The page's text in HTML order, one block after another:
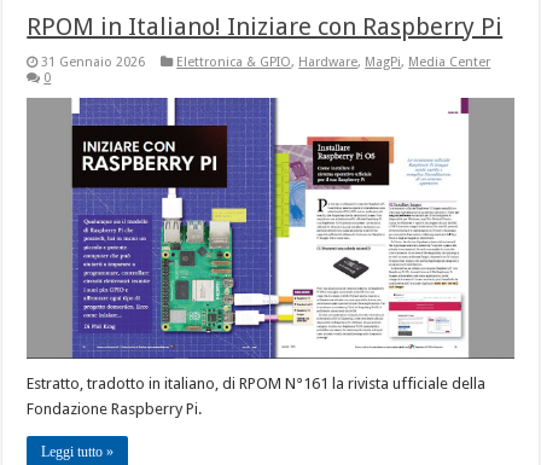
RPOM in Italiano! Iniziare con Raspberry Pi
31 Gennaio 2026 Elettronica & GPIO, Hardware, MagPi, Media Center
0
Estratto, tradotto in italiano, di RPOM N°161 la rivista ufficiale della
Fondazione Raspberry Pi.
Leggi tutto »